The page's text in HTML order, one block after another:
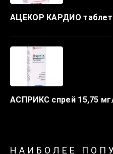
АЦЕКОР КАРДИО
АСПРИКС спрей 15,75
НАИБОЛЕЕ